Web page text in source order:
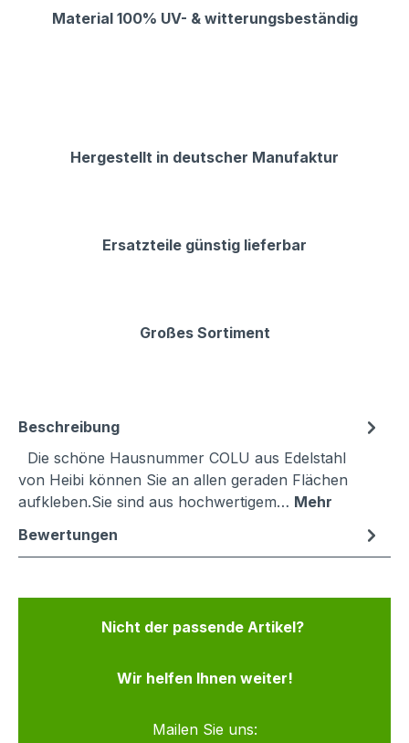
Material 100% UV- & witterungsbeständig
Hergestellt in deutscher Manufaktur
Ersatzteile günstig lieferbar
Großes Sortiment
Beschreibung
Die schöne Hausnummer COLU aus Edelstahl
von Heibi können Sie an allen geraden Flächen
aufkleben.Sie sind aus hochwertigem… Mehr
Bewertungen
Nicht der passende Artikel?
Wir helfen Ihnen weiter!
Mailen Sie uns: